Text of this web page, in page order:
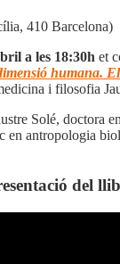
410 Barcelona)
a les 18:30h et
humana.
i filosofia
Solé, doctora
en antropologia
del